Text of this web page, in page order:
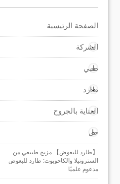
الصفحة الرئيسية
الشركة
طبي
طارد
العناية بالجروح
حل
【طارد للبعوض】 مزيج طبيعي من
السترونيلا والكاجوبوت: طارد للبعوض
مدعوم علميًا